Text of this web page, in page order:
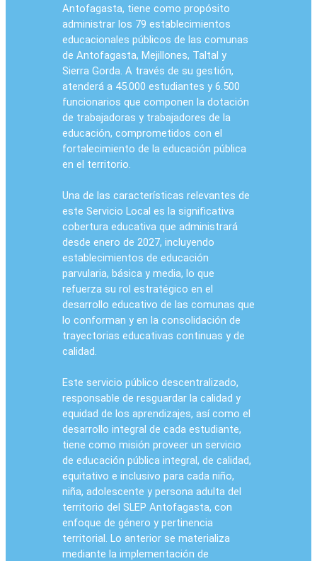
Antofagasta, tiene como propósito
administrar los 79 establecimientos
educacionales públicos de las comunas
de Antofagasta, Mejillones, Taltal y
Sierra Gorda. A través de su gestión,
atenderá a 45.000 estudiantes y 6.500
funcionarios que componen la dotación
de trabajadoras y trabajadores de la
educación, comprometidos con el
fortalecimiento de la educación pública
en el territorio.
Una de las características relevantes de
este Servicio Local es la significativa
cobertura educativa que administrará
desde enero de 2027, incluyendo
establecimientos de educación
parvularia, básica y media, lo que
refuerza su rol estratégico en el
desarrollo educativo de las comunas que
lo conforman y en la consolidación de
trayectorias educativas continuas y de
calidad.
Este servicio público descentralizado,
responsable de resguardar la calidad y
equidad de los aprendizajes, así como el
desarrollo integral de cada estudiante,
tiene como misión proveer un servicio
de educación pública integral, de calidad,
equitativo e inclusivo para cada niño,
niña, adolescente y persona adulta del
territorio del SLEP Antofagasta, con
enfoque de género y pertinencia
territorial. Lo anterior se materializa
mediante la implementación de